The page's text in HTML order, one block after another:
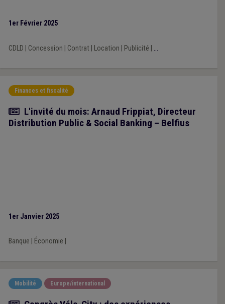
1er Février 2025
CDLD Concession Contrat| Location Publicité ...
Finances et fiscalité
Article
L'invité du mois: Arnaud Frippiat, Directeur
Distribution Public & Social Banking – Belfius
1er Janvier 2025
Banque Économie
Mobilité Europe/international